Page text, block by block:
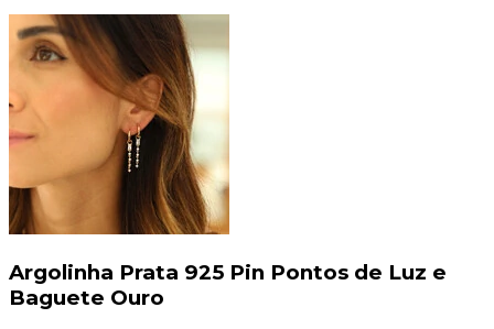
Argolinha Prata 925 Pin Pontos de Luz e
Baguete Ouro